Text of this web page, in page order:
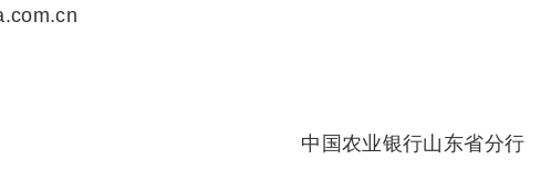
行山东省分行